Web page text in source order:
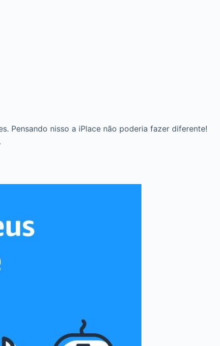
Pensando nisso a iPlace não poderia fazer diferente!